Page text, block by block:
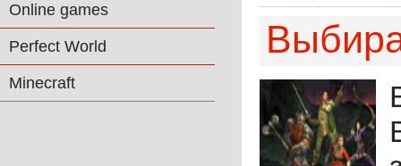
Online games
Perfect World
Minecraft